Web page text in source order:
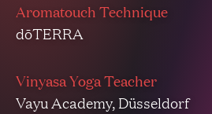
Aromatouch Technique
dōTERRA
Vinyasa Yoga Teacher
Vayu Academy, Düsseldorf